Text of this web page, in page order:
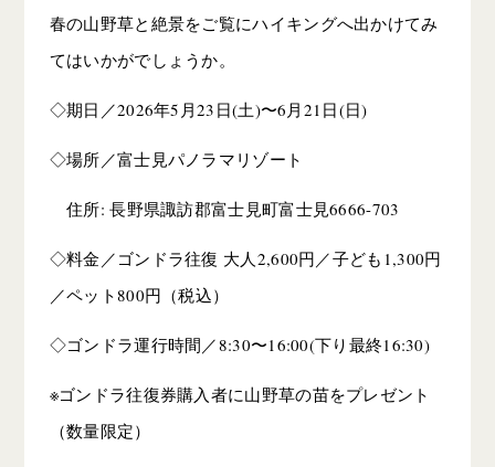
春の山野草と絶景をご覧にハイキングへ出かけてみ
てはいかがでしょうか。
◇期日／2026年5月23日(土)〜6月21日(日)
◇場所／富士見パノラマリゾート
住所: 長野県諏訪郡富士見町富士見6666-703
◇料金／ゴンドラ往復 大人2,600円／子ども1,300円
／ペット800円（税込）
◇ゴンドラ運行時間／8:30〜16:00(下り最終16:30)
※ゴンドラ往復券購入者に山野草の苗をプレゼント
（数量限定）